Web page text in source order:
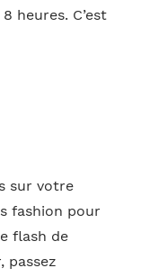
heures. C’est
sur votre
fashion pour
flash de
passez